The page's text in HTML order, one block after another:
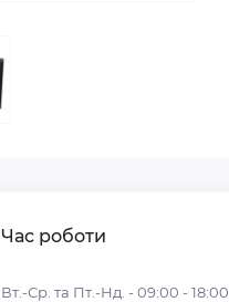
Час роботи
Вт.-Ср. та Пт.-Нд. - 09:00 - 18:00